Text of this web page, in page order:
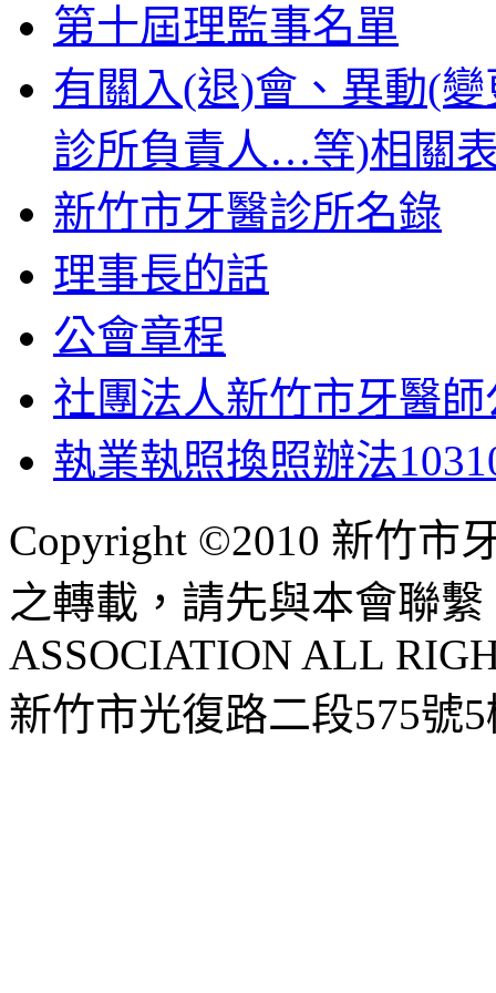
第十屆理監事名單
有關入(退)會、異動(
診所負責人…等)相關
新竹市牙醫診所名錄
理事長的話
公會章程
社團法人新竹市牙醫師
執業執照換照辦法
Copyright ©2010 新竹市
之轉載，請先與本會聯
ASSOCIATION ALL
新竹市光復路二段575號